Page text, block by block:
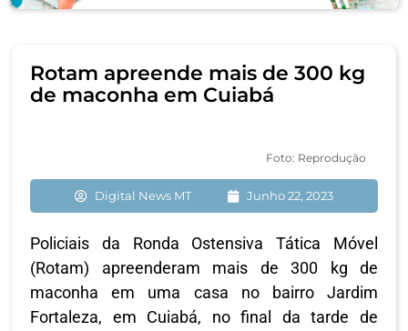
Rotam apreende mais de 300 kg
de maconha em Cuiabá
Foto: Reprodução
Digital News MT Junho 22, 2023
Policiais da Ronda Ostensiva Tática Móvel
(Rotam) apreenderam mais de 300 kg de
maconha em uma casa no bairro Jardim
Fortaleza, em Cuiabá, no final da tarde de